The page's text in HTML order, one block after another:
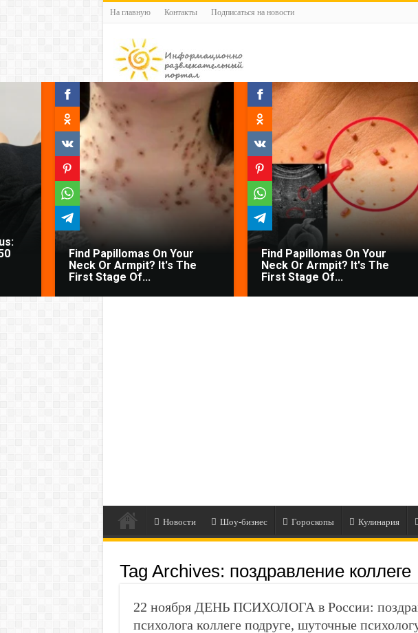
На главную Контакты Подписаться на новости
Find Papillomas On Your
Neck Or Armpit? It's The
First Stage Of...
Find Papillomas On Your
Neck Or Armpit? It's The
First Stage Of...
Новости Шоу-бизнес Гороскопы Кулинария
Tag Archives: поздравление коллеге
22 ноября ДЕНЬ ПСИХОЛОГА в России:
психолога коллеге подруге, шуточные